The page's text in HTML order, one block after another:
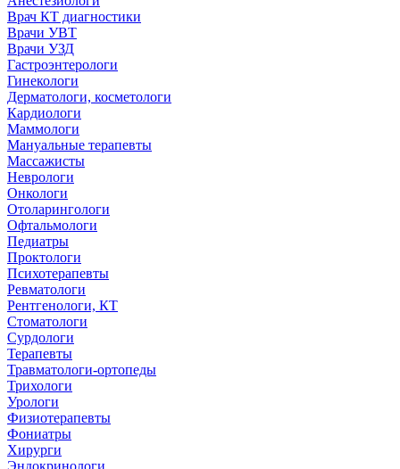
Врач КТ диагностики
Врачи УВТ
Врачи УЗД
Гастроэнтерологи
Гинекологи
Дерматологи, косметологи
Кардиологи
Маммологи
Мануальные терапевты
Массажисты
Неврологи
Онкологи
Отоларингологи
Офтальмологи
Педиатры
Проктологи
Психотерапевты
Ревматологи
Рентгенологи, КТ
Стоматологи
Сурдологи
Терапевты
Травматологи-ортопеды
Трихологи
Урологи
Физиотерапевты
Фониатры
Хирурги
Эндокринологи